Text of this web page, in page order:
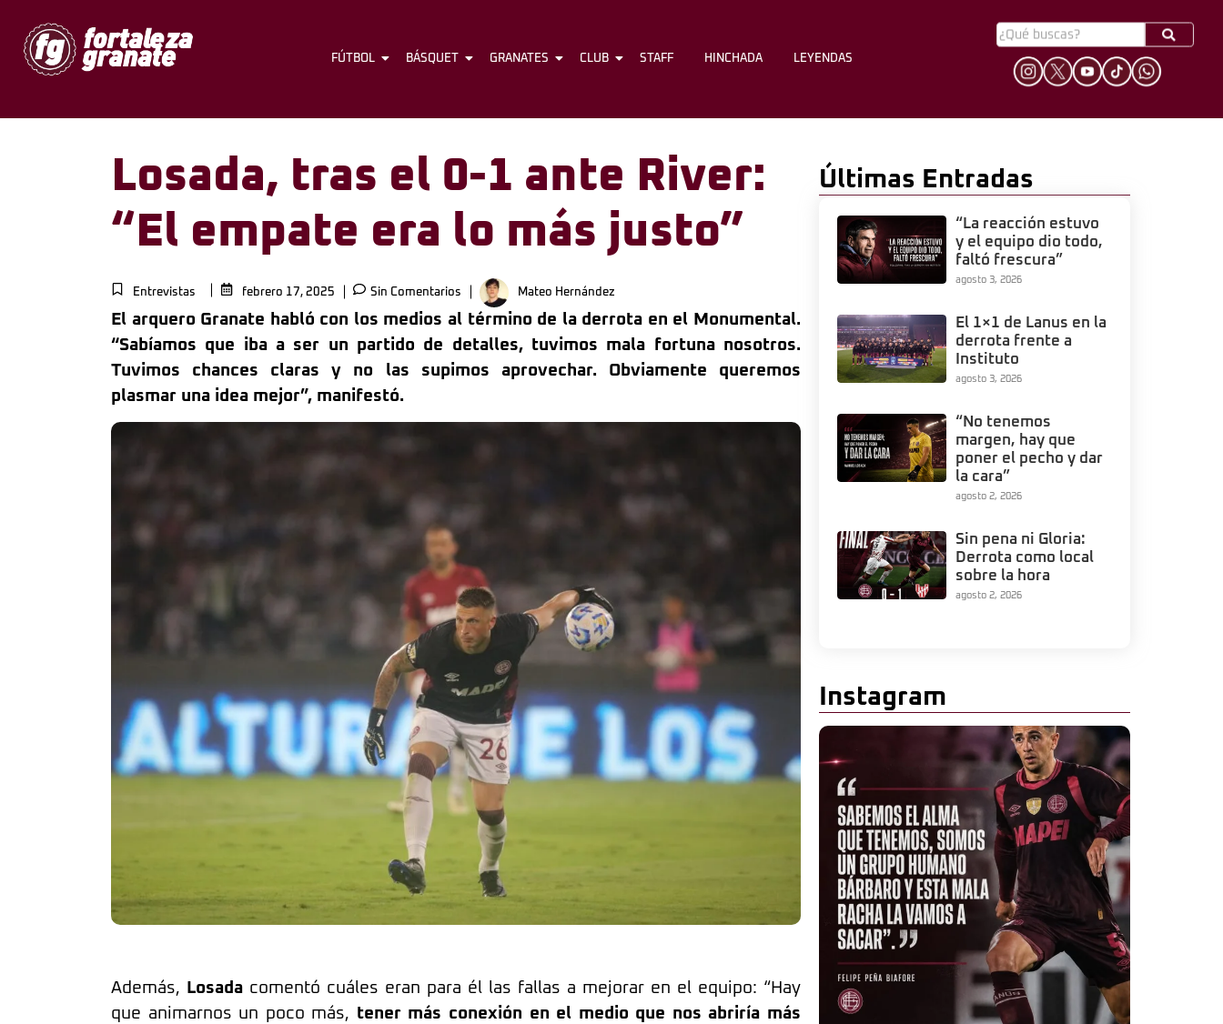
FÚTBOL BÁSQUET GRANATES CLUB STAFF HINCHADA
FÚTBOL BÁSQUET GRANATES CLUB STAFF HINCHADA LEYENDAS
Losada, tras el 0-1 ante River:
“El empate era lo más justo”
Entrevistas febrero 17, 2025 Sin Comentarios Mateo Hernández
El arquero Granate habló con los medios al término de la derrota en el Monumental.
“Sabíamos que iba a ser un partido de detalles, tuvimos mala fortuna nosotros.
Tuvimos chances claras y no las supimos aprovechar. Obviamente queremos
plasmar una idea mejor”, manifestó.
Además, Losada comentó cuáles eran para él las fallas a mejorar en el equipo: “Hay
que animarnos un poco más, tener más conexión en el medio que nos abriría más
Últimas Entradas
“La reacción estuvo
y el equipo dio todo,
faltó frescura”
agosto 3, 2026
El 1×1 de Lanus en la
derrota frente a
Instituto
agosto 3, 2026
“No tenemos
margen, hay que
poner el pecho y dar
la cara”
agosto 2, 2026
Sin pena ni Gloria:
Derrota como local
sobre la hora
agosto 2, 2026
Instagram